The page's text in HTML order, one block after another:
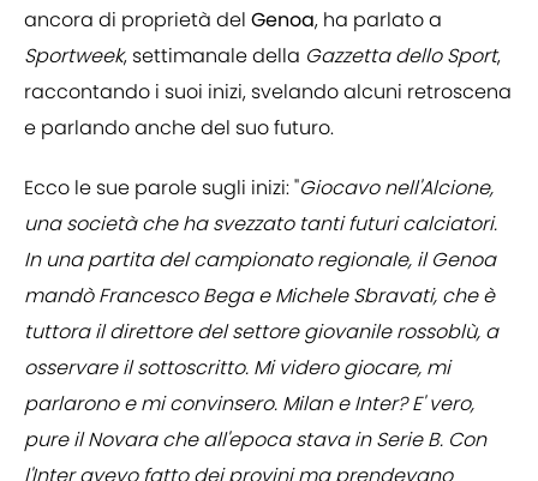
ancora di proprietà del Genoa, ha parlato a
Sportweek, settimanale della Gazzetta dello Sport,
raccontando i suoi inizi, svelando alcuni retroscena
e parlando anche del suo futuro.
Ecco le sue parole sugli inizi: "Giocavo nell'Alcione,
una società che ha svezzato tanti futuri calciatori.
In una partita del campionato regionale, il Genoa
mandò Francesco Bega e Michele Sbravati, che è
tuttora il direttore del settore giovanile rossoblù, a
osservare il sottoscritto. Mi videro giocare, mi
parlarono e mi convinsero. Milan e Inter? E' vero,
pure il Novara che all'epoca stava in Serie B. Con